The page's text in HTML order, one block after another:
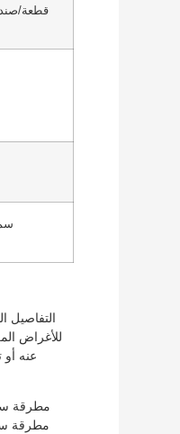
1 قطعة/
التفاصيل
للأغراض
عنه
مطرقة